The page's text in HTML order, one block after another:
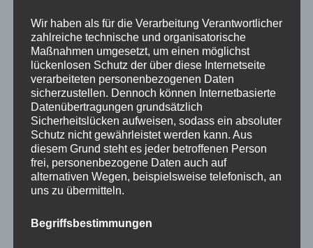
Autor
admin
Veröffentlicht
am
21. Juli 2019 Kategorien
Allgemein Schlagwörter
Führungskräfte
Kündigung,Motivation Schreibe einen Kommentar
die
Wir haben als für die Verarbeitung Verantwortlicher
zahlreiche technische und organisatorische
Maßnahmen umgesetzt, um einen möglichst
lückenlosen Schutz der über diese Internetseite
verarbeiteten personenbezogenen Daten
sicherzustellen. Dennoch können Internetbasierte
Datenübertragungen grundsätzlich
Sicherheitslücken aufweisen, sodass ein absoluter
Schutz nicht gewährleistet werden kann. Aus
diesem Grund steht es jeder betroffenen Person
frei, personenbezogene Daten auch auf
alternativen Wegen, beispielsweise telefonisch, an
uns zu übermitteln.
Begriffsbestimmungen